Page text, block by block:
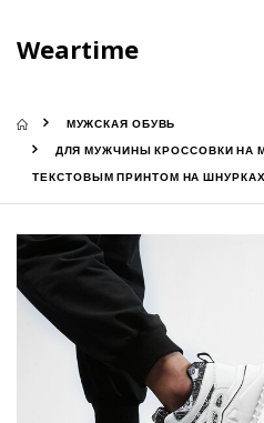
Weartime
МУЖСКАЯ ОБУВЬ
ДЛЯ МУЖЧИНЫ КРОССОВКИ НА
ТЕКСТОВЫМ ПРИНТОМ НА ШНУРКАХ